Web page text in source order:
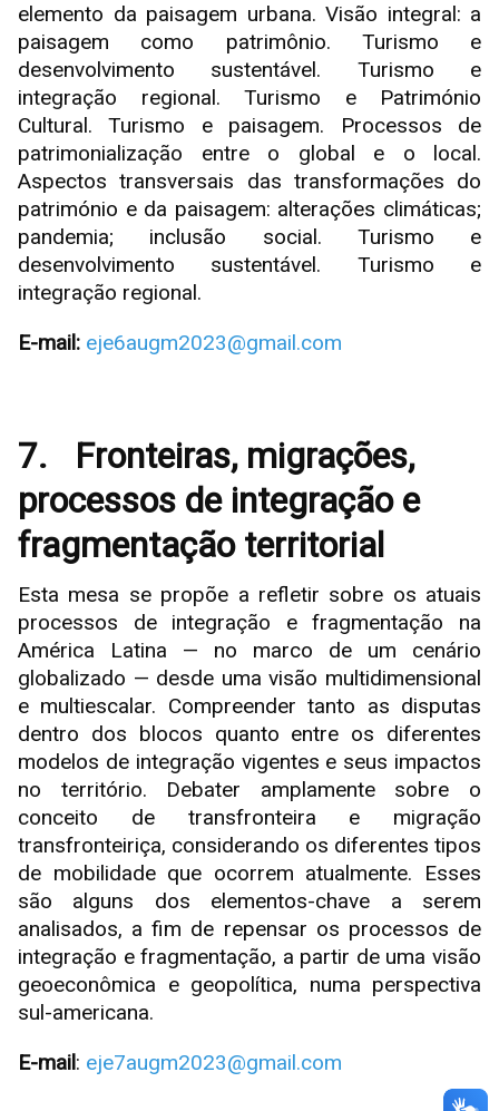
elemento da paisagem urbana. Visão integral: a
paisagem como patrimônio. Turismo e
desenvolvimento sustentável. Turismo e
integração regional. Turismo e Património
Cultural. Turismo e paisagem. Processos de
patrimonialização entre o global e o local.
Aspectos transversais das transformações do
património e da paisagem: alterações climáticas;
pandemia; inclusão social. Turismo e
desenvolvimento sustentável. Turismo e
integração regional.
E-mail: eje6augm2023@gmail.com
7. Fronteiras, migrações,
processos de integração e
fragmentação territorial
Esta mesa se propõe a refletir sobre os atuais
processos de integração e fragmentação na
América Latina — no marco de um cenário
globalizado — desde uma visão multidimensional
e multiescalar. Compreender tanto as disputas
dentro dos blocos quanto entre os diferentes
modelos de integração vigentes e seus impactos
no território. Debater amplamente sobre o
conceito de transfronteira e migração
transfronteiriça, considerando os diferentes tipos
de mobilidade que ocorrem atualmente. Esses
são alguns dos elementos-chave a serem
analisados, a fim de repensar os processos de
integração e fragmentação, a partir de uma visão
geoeconômica e geopolítica, numa perspectiva
sul-americana.
E-mail: eje7augm2023@gmail.com